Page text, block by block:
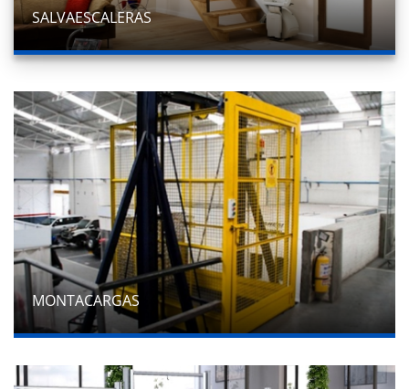
SALVAESCALERAS
MONTACARGAS